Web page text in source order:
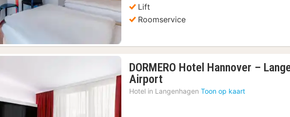
Lift
Roomservice
DORMERO Hotel Hannover –
Airport
nacht
Hotel in Langenhagen Toon op kaart